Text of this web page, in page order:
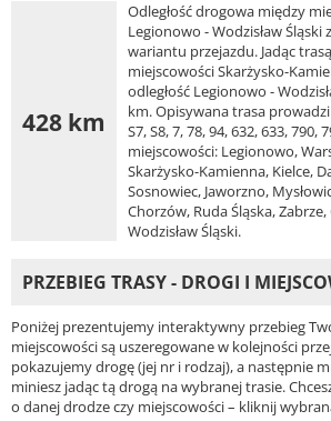
428 km
Odległość drogowa między
Legionowo - Wodzisław
wariantu przejazdu. Jadąc
miejscowości Skarżysko-
odległość Legionowo -
km. Opisywana trasa prowadzi
S7, S8, 7, 78, 94, 632, 633, 790,
miejscowości: Legionowo,
Skarżysko-Kamienna, Kielce,
Sosnowiec, Jaworzno,
Chorzów, Ruda Śląska,
Wodzisław Śląski.
PRZEBIEG TRASY - DROGI I
Poniżej prezentujemy interaktywny przebieg
miejscowości są uszeregowane w kolejności
pokazujemy drogę (jej nr i rodzaj), a następnie
miniesz jadąc tą drogą na wybranej trasie.
o danej drodze czy miejscowości – kliknij